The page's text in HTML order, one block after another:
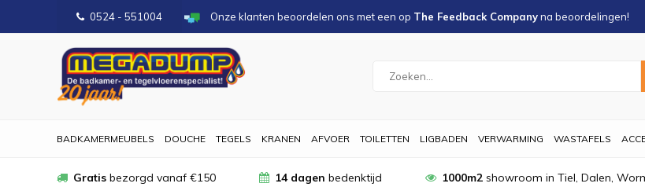
0524 - 551004 Onze klanten beoordelen ons met een op The Feedback Companyna beoordelingen!
BADKAMERMEUBELS DOUCHE TEGELS KRANEN AFVOER TOILETTEN LIGBADEN VERWARMING WASTAFELS
Gratis bezorgd vanaf €150 14 dagen bedenktijd 1000m2showroom in Tiel, Dalen,